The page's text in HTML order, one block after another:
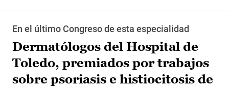
En el último Congreso de esta especialidad
Dermatólogos del Hospital de
Toledo, premiados por trabajos
sobre psoriasis e histiocitosis de